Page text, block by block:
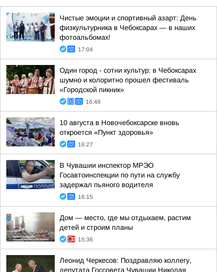
Чистые эмоции и спортивный азарт: День
физкультурника в Чебоксарах — в наших
фотоальбомах!
17:04
Один город - сотни культур: в Чебоксарах
шумно и колоритно прошел фестиваль
«Городской пикник»
16:48
10 августа в Новочебоксарске вновь
откроется «Пункт здоровья»
16:27
В Чувашии инспектор МРЭО
Госавтоинспекции по пути на службу
задержал пьяного водителя
16:15
Дом — место, где мы отдыхаем, растим
детей и строим планы
15:36
Леонид Черкесов: Поздравляю коллегу,
депутата Госсовета Чувашии Николая